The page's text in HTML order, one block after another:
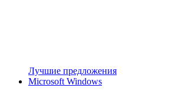
Лучшие предложения
Microsoft Windows